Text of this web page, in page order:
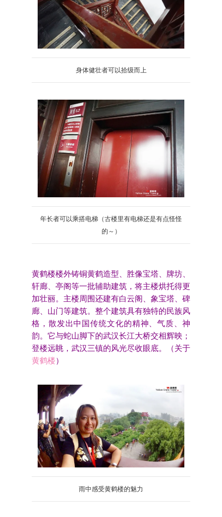
身体健壮者可以拾级而上
年长者可以乘搭电梯（古楼里有电梯还是有点怪怪
的～）
黄鹤楼楼外铸铜黄鹤造型、胜像宝塔、牌坊、
轩廊、亭阁等一批辅助建筑，将主楼烘托得更
加壮丽。主楼周围还建有白云阁、象宝塔、碑
廊、山门等建筑。整个建筑具有独特的民族风
格，散发出中国传统文化的精神、气质、神
韵。它与蛇山脚下的武汉长江大桥交相辉映；
登楼远眺，武汉三镇的风光尽收眼底。（关于
黄鹤楼）
雨中感受黄鹤楼的魅力